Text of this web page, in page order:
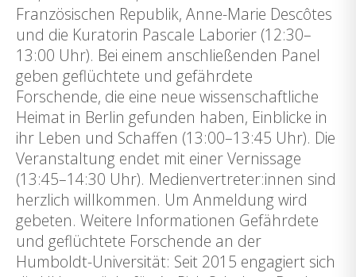
Französischen Republik, Anne-Marie Descôtes
und die Kuratorin Pascale Laborier (12:30–
13:00 Uhr). Bei einem anschließenden Panel
geben geflüchtete und gefährdete
Forschende, die eine neue wissenschaftliche
Heimat in Berlin gefunden haben, Einblicke in
ihr Leben und Schaffen (13:00–13:45 Uhr). Die
Veranstaltung endet mit einer Vernissage
(13:45–14:30 Uhr). Medienvertreter:innen sind
herzlich willkommen. Um Anmeldung wird
gebeten. Weitere Informationen Gefährdete
und geflüchtete Forschende an der
Humboldt-Universität: Seit 2015 engagiert sich